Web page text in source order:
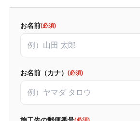
お名前(必須)
お名前（カナ） (必須)